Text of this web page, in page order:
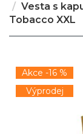
Vesta s
Tobacco XXL
Akce -16 %
Výprodej